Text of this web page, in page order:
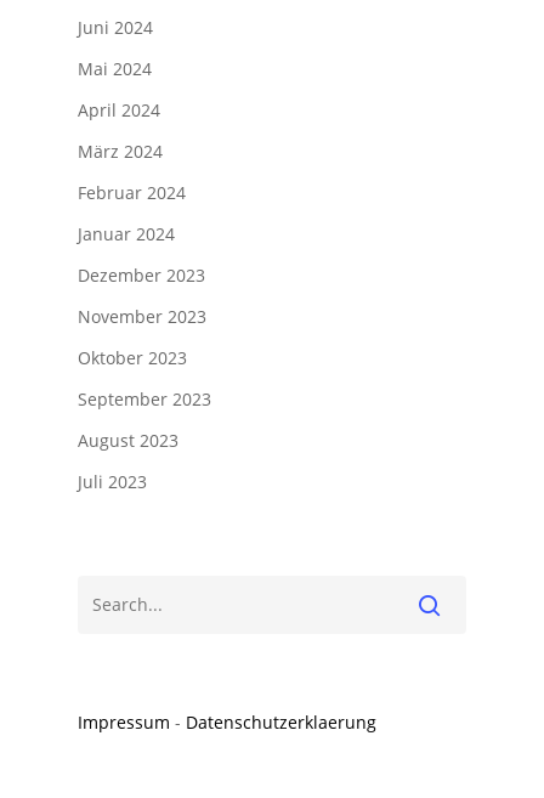
Juni 2024
Mai 2024
April 2024
März 2024
Februar 2024
Januar 2024
Dezember 2023
November 2023
Oktober 2023
September 2023
August 2023
Juli 2023
Impressum - Datenschutzerklaerung